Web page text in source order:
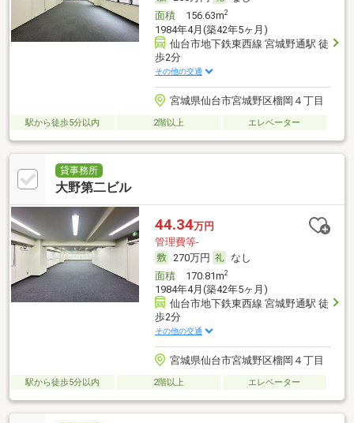
面積156.63m2
1984年4月(築42年5ヶ月)
仙台市地下鉄東西線 宮城野通駅 徒
歩2分
その他の交通
宮城県仙台市宮城野区榴岡４丁目
駅から徒歩5分以内 2階以上 エレベーター
貸事務所
大野第二ビル
44.34万円
管理費等-
270万円
なし
面積170.81m2
1984年4月(築42年5ヶ月)
仙台市地下鉄東西線 宮城野通駅 徒
歩2分
その他の交通
宮城県仙台市宮城野区榴岡４丁目
駅から徒歩5分以内 2階以上 エレベーター